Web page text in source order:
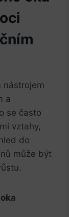
nástrojem
a
se často
vztahy,
do
může být